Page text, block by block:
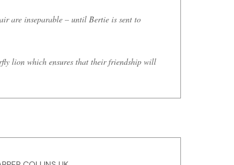
are inseparable – until Bertie is sent to
lion which ensures that their friendship will